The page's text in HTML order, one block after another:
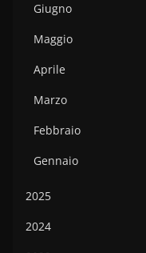
Giugno
Maggio
Aprile
Marzo
Febbraio
Gennaio
2025
2024